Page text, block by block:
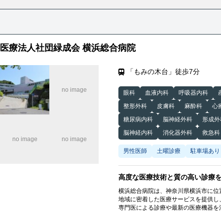
医療法人社団緑成会 横浜総合病院
「もみの木台」徒歩7分
眼科 血液内科 呼吸器内科
整形外科
皮膚科 麻酔科
心
糖尿病内科
脳神経外科
形成
脳神経内科
消化器外科 救急科
男性医師 土曜診療 駐車場あり
高度な医療技術と質の高い診療
横浜総合病院は、神奈川県横浜市に
地域に密着した医療サービスを提供
専門医による診療や最新の医療機器